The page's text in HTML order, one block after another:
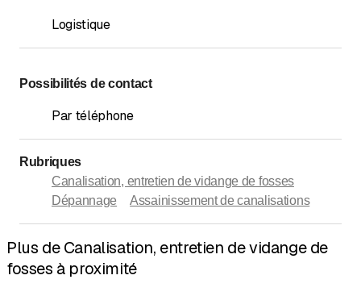
Logistique
Possibilités de contact
Par téléphone
Rubriques
Canalisation, entretien de vidange de fosses
Dépannage
Assainissement de canalisations
Plus de Canalisation, entretien de vidange de
fosses à proximité